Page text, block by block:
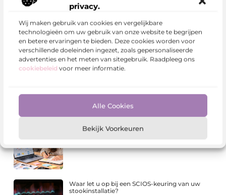
privacy.
Wij maken gebruik van cookies en vergelijkbare
technologieën om uw gebruik van onze website te begrijpen
en betere ervaringen te bieden. Deze cookies worden voor
verschillende doeleinden ingezet, zoals gepersonaliseerde
advertenties en het meten van sitegebruik. Raadpleeg ons
cookiebeleid voor meer informatie.
Alle Cookies
Bekijk Voorkeuren
Meer Berichten
Kies bewust voor lavasteen gietvloeren
Van zoekresultaat naar merkvoorkeur
Waar let u op bij een SCIOS-keuring van uw
stookinstallatie?